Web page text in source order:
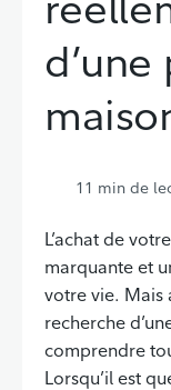
11 min de
L’achat de
marquante et
votre vie. Mais
recherche
comprendre
Lorsqu’il est